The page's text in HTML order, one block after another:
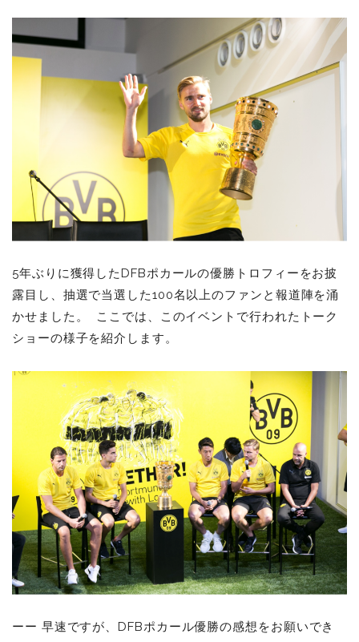
5年ぶりに獲得したDFBポカールの優勝トロフィーをお披
露目し、抽選で当選した100名以上のファンと報道陣を涌
かせました。 ここでは、このイベントで行われたトーク
ショーの様子を紹介します。
ーー 早速ですが、DFBポカール優勝の感想をお願いでき